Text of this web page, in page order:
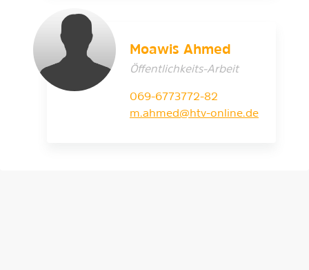
Moawis Ahmed
Öffentlichkeits-Arbeit
069-6773772-82
m.ahmed@htv-online.de